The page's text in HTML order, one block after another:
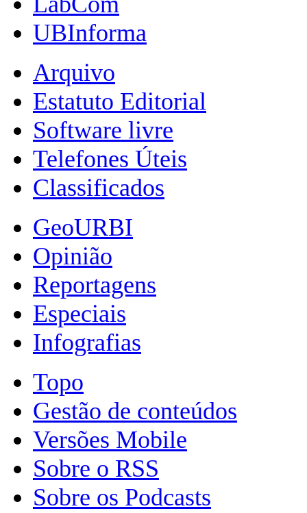
UBInforma
Arquivo
Estatuto Editorial
Software livre
Telefones Úteis
Classificados
GeoURBI
Opinião
Reportagens
Especiais
Infografias
Topo
Gestão de conteúdos
Versões Mobile
Sobre o RSS
Sobre os Podcasts